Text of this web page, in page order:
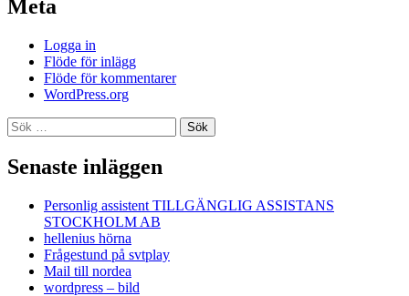
Meta
Logga in
Flöde för inlägg
Flöde för kommentarer
WordPress.org
Sök
efter:
Senaste inläggen
Personlig assistent TILLGÄNGLIG ASSISTANS
STOCKHOLM AB
hellenius hörna
Frågestund på svtplay
Mail till nordea
wordpress – bild